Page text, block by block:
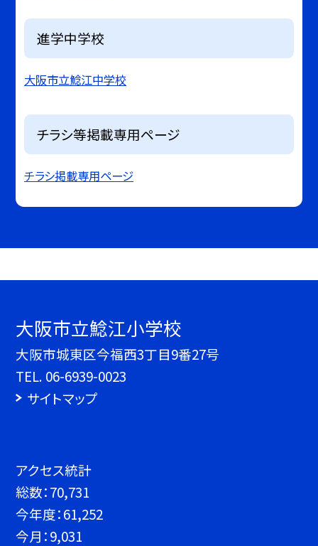
進学中学校
大阪市立鯰江中学校
チラシ等掲載専用ページ
チラシ掲載専用ページ
大阪市立鯰江小学校
大阪市城東区今福西3丁目9番27号
TEL. 06-6939-0023
サイトマップ
アクセス統計
総数：70,731
今年度：61,252
今月：9,031